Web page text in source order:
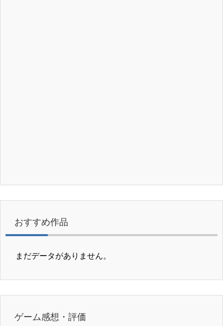
おすすめ作品
まだデータがありません。
ゲーム感想・評価